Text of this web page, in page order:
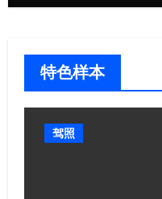
特色样本
驾照